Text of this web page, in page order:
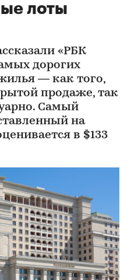
лоты
«РБК
дорогих
— как того,
продаже, так
Cамый
на
в $133